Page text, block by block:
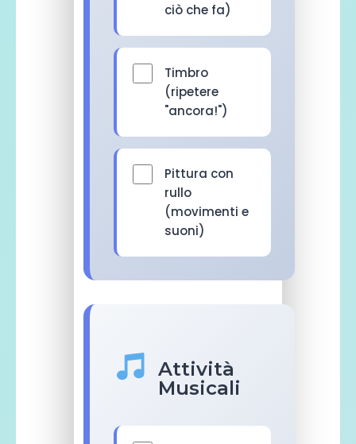
ciò che fa)
Timbro
(ripetere
"ancora!")
Pittura con
rullo
(movimenti e
suoni)
Attività
Musicali